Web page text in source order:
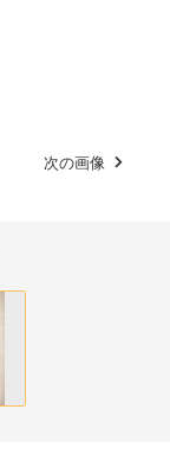
次の画像